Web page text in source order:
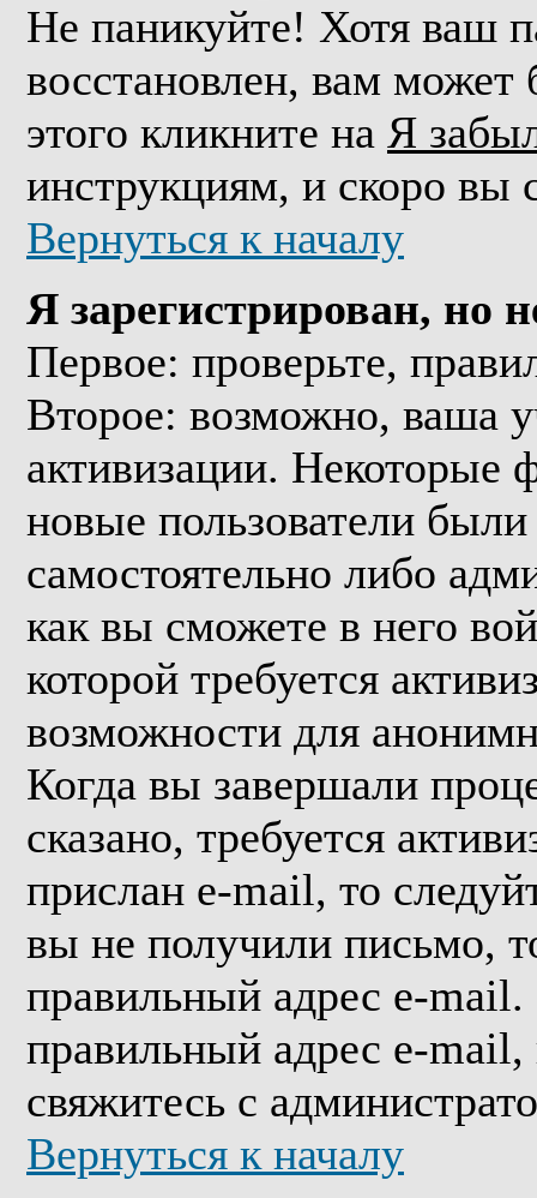
Не паникуйте! Хотя ваш
восстановлен, вам
этого кликните на Я
инструкциям, и скоро вы
Вернуться к началу
Я зарегистрирован, но
Первое: проверьте,
Второе: возможно, ваша
активизации. Некоторые
новые пользователи
самостоятельно либо
как вы сможете в него
которой требуется
возможности для
Когда вы завершали
сказано, требуется
прислан e-mail, то
вы не получили письмо,
правильный адрес e-
правильный адрес e-
свяжитесь с
Вернуться к началу